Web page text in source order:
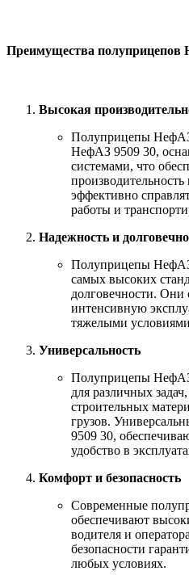
Преимущества полуприцепов
Высокая
Полуприцепы НефАЗ
НефАЗ 9509 30,
системами, что
эффективно
работы и
Надежность и
Полуприцепы НефАЗ
самых высоких
долговечности.
интенсивную
тяжелыми
Универсальность
Полуприцепы НефАЗ
для различных
строительных
грузов.
9509 30,
удобство в
Комфорт и безопасность
Современные
обеспечивают
водителя и
безопасности
любых условиях.